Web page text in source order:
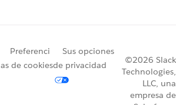
Preferenci
as de cookies
Sus opciones
de privacidad
©2026 Slack
Technologies,
LLC, una
empresa de